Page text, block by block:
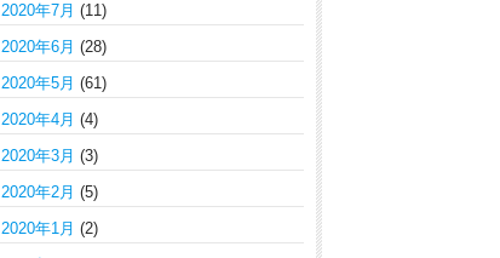
2020年7月 (11)
2020年6月 (28)
2020年5月 (61)
2020年4月 (4)
2020年3月 (3)
2020年2月 (5)
2020年1月 (2)